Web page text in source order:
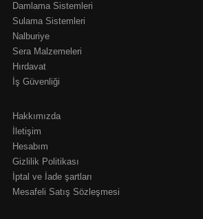
Damlama Sistemleri
Sulama Sistemleri
Nalburiye
Sera Malzemeleri
Hırdavat
İş Güvenliği
Hakkımızda
İletişim
Hesabım
Gizlilik Politikası
İptal ve İade şartları
Mesafeli Satış Sözleşmesi